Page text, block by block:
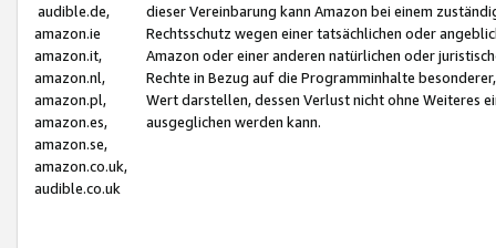
audible.de,
amazon.ie
amazon.it,
amazon.nl,
amazon.pl,
amazon.es,
amazon.se,
amazon.co.uk,
audible.co.uk
dieser Vereinbarung kann Amazon bei einem
Rechtsschutz wegen einer tatsächlichen oder
Amazon oder einer anderen natürlichen oder
Rechte in Bezug auf die Programminhalte
Wert darstellen, dessen Verlust nicht ohne Weiteres
ausgeglichen werden kann.